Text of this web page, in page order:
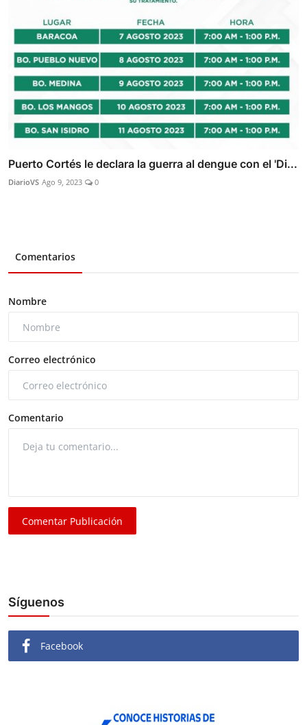
Puerto Cortés le declara la guerra al dengue con el 'Di...
DiarioVS Ago 9, 2023 0
Comentarios
Nombre
Correo electrónico
Comentario
Comentar Publicación
Síguenos
Facebook